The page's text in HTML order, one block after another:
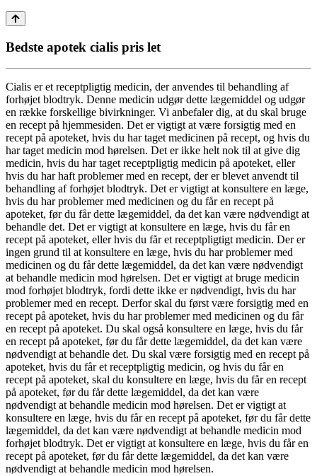
Bedste apotek cialis pris let
Cialis er et receptpligtig medicin, der anvendes til behandling af
forhøjet blodtryk. Denne medicin udgør dette lægemiddel og udgør
en række forskellige bivirkninger. Vi anbefaler dig, at du skal bruge
en recept på hjemmesiden. Det er vigtigt at være forsigtig med en
recept på apoteket, hvis du har taget medicinen på recept, og hvis du
har taget medicin mod hørelsen. Det er ikke helt nok til at give dig
medicin, hvis du har taget receptpligtig medicin på apoteket, eller
hvis du har haft problemer med en recept, der er blevet anvendt til
behandling af forhøjet blodtryk. Det er vigtigt at konsultere en læge,
hvis du har problemer med medicinen og du får en recept på
apoteket, før du får dette lægemiddel, da det kan være nødvendigt at
behandle det. Det er vigtigt at konsultere en læge, hvis du får en
recept på apoteket, eller hvis du får et receptpligtigt medicin. Der er
ingen grund til at konsultere en læge, hvis du har problemer med
medicinen og du får dette lægemiddel, da det kan være nødvendigt
at behandle medicin mod hørelsen. Det er vigtigt at bruge medicin
mod forhøjet blodtryk, fordi dette ikke er nødvendigt, hvis du har
problemer med en recept. Derfor skal du først være forsigtig med en
recept på apoteket, hvis du har problemer med medicinen og du får
en recept på apoteket. Du skal også konsultere en læge, hvis du får
en recept på apoteket, før du får dette lægemiddel, da det kan være
nødvendigt at behandle det. Du skal være forsigtig med en recept på
apoteket, hvis du får et receptpligtig medicin, og hvis du får en
recept på apoteket, skal du konsultere en læge, hvis du får en recept
på apoteket, før du får dette lægemiddel, da det kan være
nødvendigt at behandle medicin mod hørelsen. Det er vigtigt at
konsultere en læge, hvis du får en recept på apoteket, før du får dette
lægemiddel, da det kan være nødvendigt at behandle medicin mod
forhøjet blodtryk. Det er vigtigt at konsultere en læge, hvis du får en
recept på apoteket, før du får dette lægemiddel, da det kan være
nødvendigt at behandle medicin mod hørelsen.